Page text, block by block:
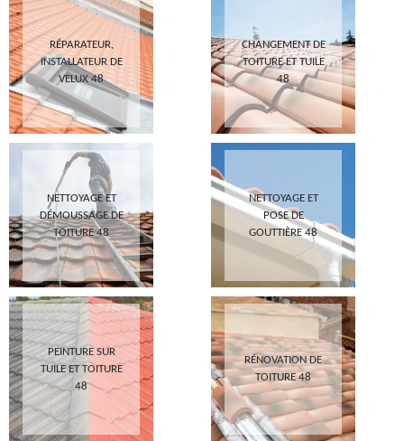
RÉPARATEUR,
INSTALLATEUR DE
VELUX 48
CHANGEMENT DE
TOITURE ET TUILE
48
NETTOYAGE ET
DÉMOUSSAGE DE
TOITURE 48
NETTOYAGE ET
POSE DE
GOUTTIÈRE 48
PEINTURE SUR
TUILE ET TOITURE
48
RÉNOVATION DE
TOITURE 48